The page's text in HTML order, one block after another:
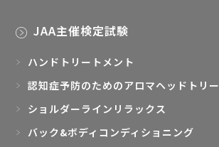
JAA主催検定試験
ハンドトリートメント
認知症予防のためのアロマヘッドトリ
ショルダーラインリラックス
バック&ボディコンディショニング